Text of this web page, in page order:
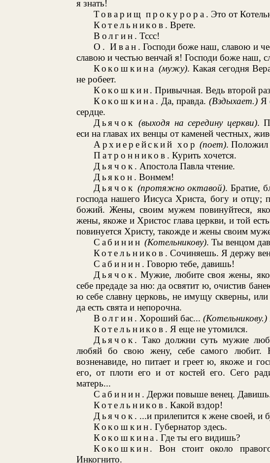
я знать!
Товарищ прокурора . Это от
Котельников . Врете.
Волгин . Тссс!
О. Иван . Господи боже наш, славою и
славою и честью венчай я! Господи боже наш,
Кокошкина (мужу). Какая сегодня
не робеет.
Кокошкин. Привычная. Ведь второй раз
Кокошкина . Да, правда.(Вздыхает.) Я
сердце.
Дьячок (выходя на середину церкви).
еси на главах их венцы от каменей честных,
Архиерейский хор (поет). Положил
Патронников . Курить хочется.
Дьячок. Апостола Павла чтение.
Дьякон . Вонмем!
Дьячок (протяжно октавой). Братие,
господа нашего Иисуса Христа, богу и отцу;
божий. Жены, своим мужем повинуйтеся,
жены, якоже и Христос глава церкви, и той
повинуется Христу, такожде и жены своим
Сабинин (Котельникову). Ты венцом
Котельников . Сочиняешь. Я держу
Сабинин . Говорю тебе, давишь!
Дьячок. Мужие, любите своя жены,
себе предаде за ню: да освятит ю, очистив
ю себе славну церковь, не имущу скверны,
да есть свята и непорочна.
Волгин . Хороший бас... (Котельникову.)
Котельников . Я еще не утомился.
Дьячок. Тако должни суть мужие
любяй бо свою жену, себе самого любит.
возненавиде, но питает и греет ю, якоже и
его, от плоти его и от костей его. Сего
матерь...
Сабинин . Держи повыше венец.
Котельников . Какой вздор!
Дьячок. ...и прилепится к жене своей, и
Кокошкин. Губернатор здесь.
Кокошкина . Где ты его видишь?
Кокошкин. Вон стоит около
Инкогнито.